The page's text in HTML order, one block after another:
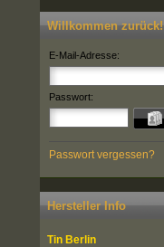
Willkommen zurück!
E-Mail-Adresse:
Passwort:
Passwort vergessen?
Hersteller Info
Tin Berlin